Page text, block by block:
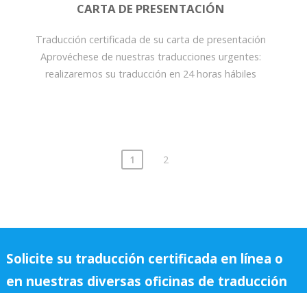
CARTA DE PRESENTACIÓN
Traducción certificada de su carta de presentación
Aprovéchese de nuestras traducciones urgentes:
realizaremos su traducción en 24 horas hábiles
1 2
Solicite su traducción certificada en línea o
en nuestras diversas oficinas de traducción